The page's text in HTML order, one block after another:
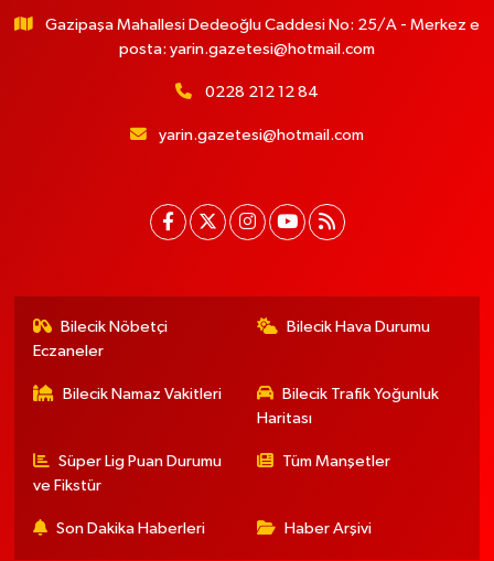
Gazipaşa Mahallesi Dedeoğlu Caddesi No: 25/A - Merkez e
posta: yarin.gazetesi@hotmail.com
0228 212 12 84
yarin.gazetesi@hotmail.com
Bilecik Nöbetçi
Eczaneler
Bilecik Hava Durumu
Bilecik Namaz Vakitleri
Bilecik Trafik Yoğunluk
Haritası
Süper Lig Puan Durumu
ve Fikstür
Tüm Manşetler
Son Dakika Haberleri Haber Arşivi